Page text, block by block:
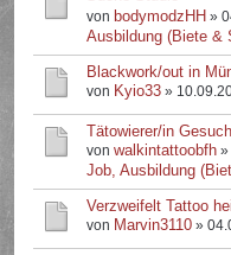
von bodymodzHH »
Ausbildung (Biete &
Blackwork/out in
von Kyio33 »
Tätowierer/in
vonwalkintattoobfh »
Job, Ausbildung
Verzweifelt Tattoo
von Marvin3110 »